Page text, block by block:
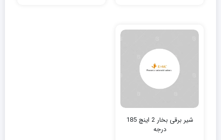
شیر برقی بخار 2 اینچ 185
درجه